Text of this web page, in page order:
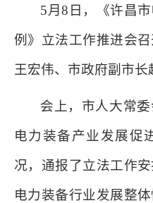
5月8日，《许昌
例》立法工作推进会
王宏伟、市政府副市长
会上，市人大常
电力装备产业发展促
况，通报了立法工作
电力装备行业发展整